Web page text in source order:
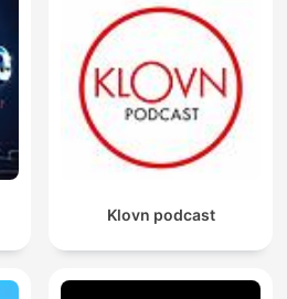
Klovn podcast